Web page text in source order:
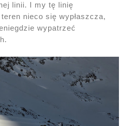
linii. I my tę linię
nieco się wypłaszcza,
wypatrzeć